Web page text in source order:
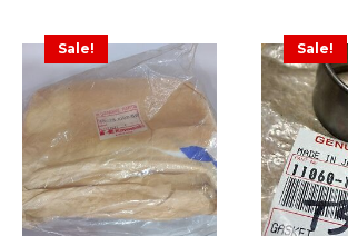
Sale! Sale!